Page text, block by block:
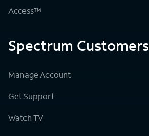
Access™
Spectrum Customers
Manage Account
Get Support
Watch TV